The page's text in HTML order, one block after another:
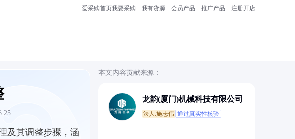
爱采购首页我要采购 我有货源 会员产品 推广产品 注册开店
及其调整步骤，涵
本文内容贡献来源：
龙韵(厦门)机械科技有限公司
法人:施志伟 通过真实性核验